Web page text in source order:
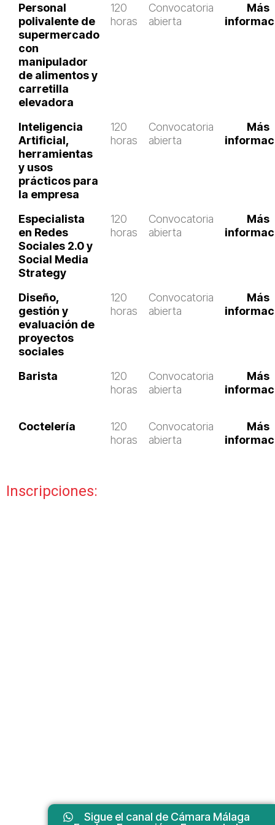
Personal
polivalente de
supermercado
con
manipulador
de alimentos y
carretilla
elevadora
120
horas
Convocatoria
abierta
Más
Inteligencia
Artificial,
herramientas
y usos
prácticos para
la empresa
120
horas
Convocatoria
abierta
Más
Especialista
en Redes
Sociales 2.0 y
Social Media
Strategy
120
horas
Convocatoria
abierta
Más
Diseño,
gestión y
evaluación de
proyectos
sociales
120
horas
Convocatoria
abierta
Más
Barista
120
horas
Convocatoria
abierta
Más
Coctelería
120
horas
Convocatoria
abierta
Más
Inscripciones:
Sigue el canal de Cámara Málaga